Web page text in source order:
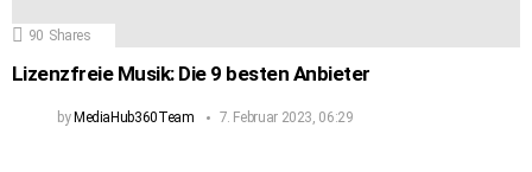
90 Shares
Lizenzfreie Musik: Die 9 besten Anbieter
byMediaHub360Team 7. Februar 2023, 06:29